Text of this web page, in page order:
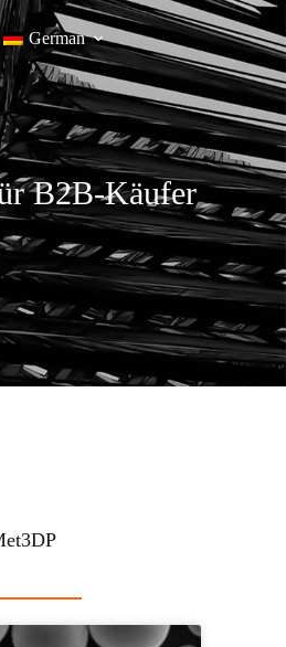
German
B2B-Käufer